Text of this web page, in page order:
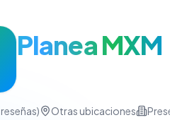
Planea MXM
reseñas) Otras ubicaciones